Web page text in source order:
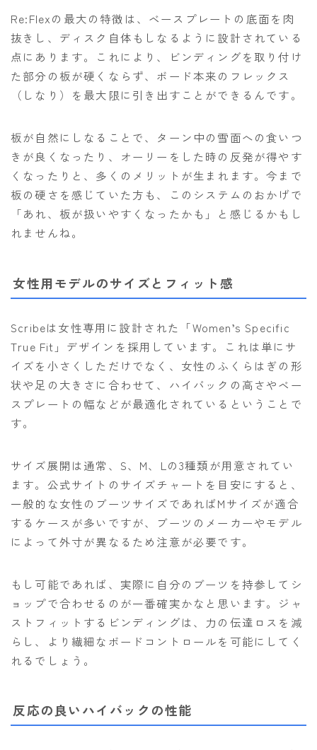
Re:Flexの最大の特徴は、ベースプレートの底面を肉
抜きし、ディスク自体もしなるように設計されている
点にあります。これにより、ビンディングを取り付け
た部分の板が硬くならず、ボード本来のフレックス
（しなり）を最大限に引き出すことができるんです。
板が自然にしなることで、ターン中の雪面への食いつ
きが良くなったり、オーリーをした時の反発が得やす
くなったりと、多くのメリットが生まれます。今まで
板の硬さを感じていた方も、このシステムのおかげで
「あれ、板が扱いやすくなったかも」と感じるかもし
れませんね。
女性用モデルのサイズとフィット感
Scribeは女性専用に設計された「Women’s Specific
True Fit」デザインを採用しています。これは単にサ
イズを小さくしただけでなく、女性のふくらはぎの形
状や足の大きさに合わせて、ハイバックの高さやベー
スプレートの幅などが最適化されているということで
す。
サイズ展開は通常、S、M、Lの3種類が用意されてい
ます。公式サイトのサイズチャートを目安にすると、
一般的な女性のブーツサイズであればMサイズが適合
するケースが多いですが、ブーツのメーカーやモデル
によって外寸が異なるため注意が必要です。
もし可能であれば、実際に自分のブーツを持参してシ
ョップで合わせるのが一番確実かなと思います。ジャ
ストフィットするビンディングは、力の伝達ロスを減
らし、より繊細なボードコントロールを可能にしてく
れるでしょう。
反応の良いハイバックの性能